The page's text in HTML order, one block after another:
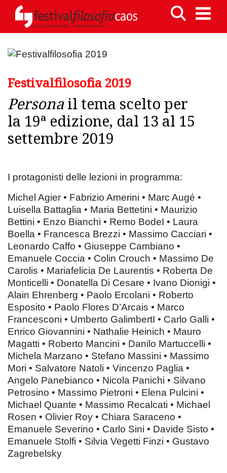
Festivalfilosofia 2019
Persona il tema scelto per
la 19ª edizione, dal 13 al 15
settembre 2019
I protagonisti delle lezioni in programma:
Michel Agier • Fabrizio Amerini • Marc Augé •
Luisella Battaglia • Maria Bettetini • Maurizio
Bettini • Enzo Bianchi • Remo BodeI • Laura
Boella • Francesca Brezzi • Massimo Cacciari •
Leonardo Caffo • Giuseppe Cambiano •
Emanuele Coccia • Colin Crouch • Massimo De
Carolis • Mariafelicia De Laurentis • Roberta De
Monticelli • Donatella Di Cesare • Ivano Dionigi •
Alain Ehrenberg • Paolo Ercolani • Roberto
Esposito • Paolo Flores D’Arcais • Marco
Francesconi • Umberto GalimbertI • Carlo Galli •
Enrico Giovannini • Nathalie Heinich • Mauro
Magatti • Roberto Mancini • Danilo Martuccelli •
Michela Marzano • Stefano Massini • Massimo
Mori • Salvatore Natoli • Vincenzo Paglia •
Angelo Panebianco • Nicola Panichi • Silvano
Petrosino • Massimo Pietroni • Elena Pulcini •
Michael Quante • Massimo Recalcati • Michael
Rosen • Olivier Roy • Chiara Saraceno •
Emanuele Severino • Carlo Sini • Davide Sisto •
Emanuele Stolfi • Silvia Vegetti Finzi • Gustavo
Zagrebelsky